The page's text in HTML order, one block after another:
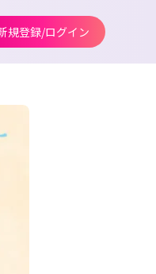
規登録/ログイン